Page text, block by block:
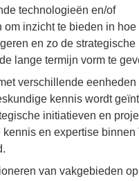
technologieën en/of
inzicht te bieden in hoe
en zo de strategische
lange termijn vorm te
verschillende eenheden
kennis wordt
initiatieven en
en expertise binnen
van vakgebieden